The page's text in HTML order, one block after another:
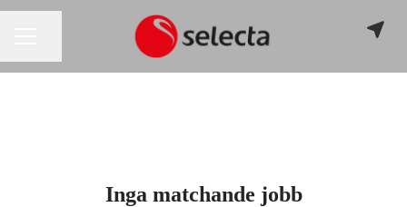
Inga matchande jobb